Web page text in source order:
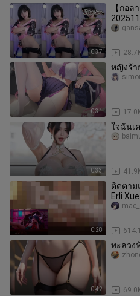
0:37
【กอล
0:31
หญิงร้า
0:33
ใจฉันเ
0:28
ติดตาม
Erli Xue
0:42
ทะลวง